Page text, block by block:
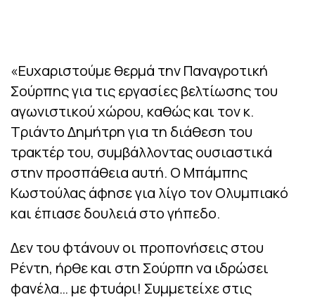
«Ευχαριστούμε θερμά την Παναγροτική
Σούρπης για τις εργασίες βελτίωσης του
αγωνιστικού χώρου, καθώς και τον κ.
Τριάντο Δημήτρη για τη διάθεση του
τρακτέρ του, συμβάλλοντας ουσιαστικά
στην προσπάθεια αυτή. Ο Μπάμπης
Κωστούλας άφησε για λίγο τον Ολυμπιακό
και έπιασε δουλειά στο γήπεδο.
Δεν του φτάνουν οι προπονήσεις στου
Ρέντη, ήρθε και στη Σούρπη να ιδρώσει
φανέλα… με φτυάρι! Συμμετείχε στις